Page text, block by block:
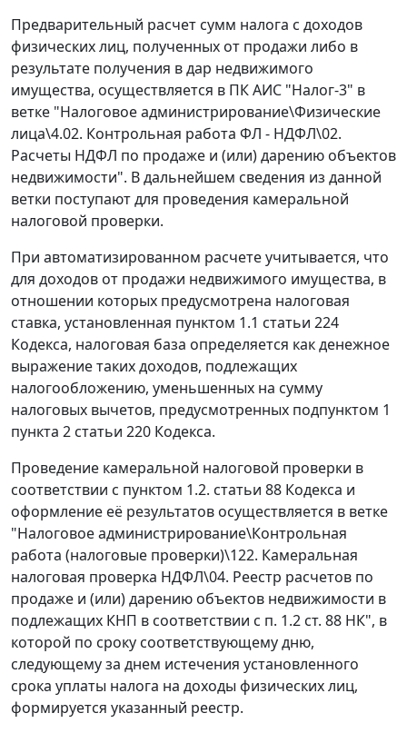
Предварительный расчет сумм налога с доходов
физических лиц, полученных от продажи либо в
результате получения в дар недвижимого
имущества, осуществляется в ПК АИС "Налог-3" в
ветке "Налоговое администрирование\Физические
лица\4.02. Контрольная работа ФЛ - НДФЛ\02.
Расчеты НДФЛ по продаже и (или) дарению объектов
недвижимости". В дальнейшем сведения из данной
ветки поступают для проведения камеральной
налоговой проверки.
При автоматизированном расчете учитывается, что
для доходов от продажи недвижимого имущества, в
отношении которых предусмотрена налоговая
ставка, установленная пунктом 1.1 статьи 224
Кодекса, налоговая база определяется как денежное
выражение таких доходов, подлежащих
налогообложению, уменьшенных на сумму
налоговых вычетов, предусмотренных подпунктом 1
пункта 2 статьи 220 Кодекса.
Проведение камеральной налоговой проверки в
соответствии с пунктом 1.2. статьи 88 Кодекса и
оформление её результатов осуществляется в ветке
"Налоговое администрирование\Контрольная
работа (налоговые проверки)\122. Камеральная
налоговая проверка НДФЛ\04. Реестр расчетов по
продаже и (или) дарению объектов недвижимости в
подлежащих КНП в соответствии с п. 1.2 ст. 88 НК", в
которой по сроку соответствующему дню,
следующему за днем истечения установленного
срока уплаты налога на доходы физических лиц,
формируется указанный реестр.